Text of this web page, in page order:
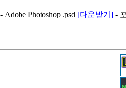
- Adobe Photoshop .psd [다운받기] -